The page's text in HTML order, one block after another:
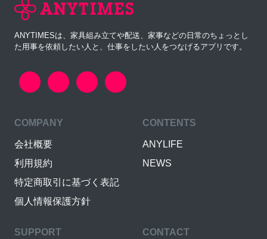
ANYTIMESは、家具組み立てや配送、家事などの日常のちょっとし
た用事を依頼したい人と、仕事をしたい人をつなげるアプリです。
COMPANY
会社概要
利用規約
特定商取引に基づく表記
個人情報保護方針
CONTENTS
ANYLIFE
NEWS
SUPPORT CONTACT